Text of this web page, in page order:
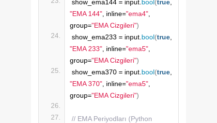
show_ema144 = input. bool(true
"EMA 144" , inline="ema4"
group="EMA Cizgileri")
show_ema233 = input. bool(true
"EMA 233" , inline="ema5"
group="EMA Cizgileri")
show_ema370 = input. bool(true
"EMA 370" , inline="ema5"
group="EMA Cizgileri")
// EMA Periyodları (Python